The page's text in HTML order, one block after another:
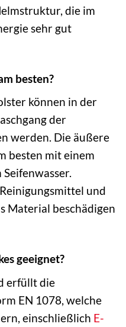
die im
sehr gut
besten?
können in der
der
werden. Die äußere
besten mit einem
und
Material beschädigen
geeignet?
erfüllt die
EN 1078, welche
einschließlich E-